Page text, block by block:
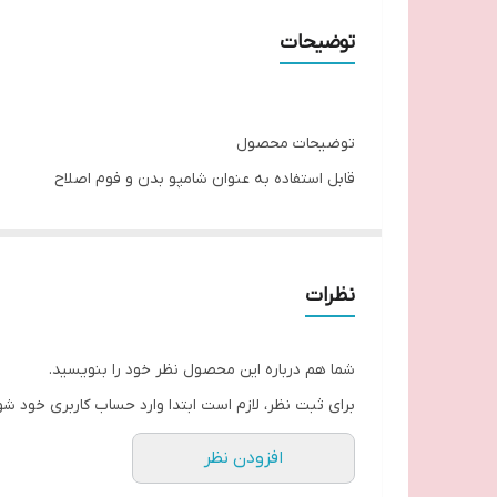
توضیحات
توضیحات محصول
قابل استفاده به عنوان شامپو بدن و فوم اصلاح
مناسب برای اصلاح بدن
حاوی روغن آکای بری
حفظ رطوبت 24ساعته پوست
دارای رایحه دلپذیر
نظرات
شما هم درباره این محصول نظر خود را بنویسید.
برای ثبت نظر، لازم است ابتدا وارد حساب کاربری خود
افزودن نظر